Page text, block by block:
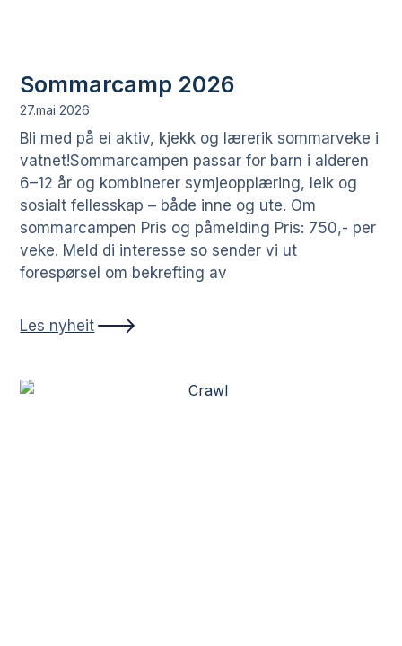
Sommarcamp 2026
27.mai 2026
Bli med på ei aktiv, kjekk og lærerik sommarveke i
vatnet!Sommarcampen passar for barn i alderen
6–12 år og kombinerer symjeopplæring, leik og
sosialt fellesskap – både inne og ute. Om
sommarcampen Pris og påmelding Pris: 750,- per
veke. Meld di interesse so sender vi ut
forespørsel om bekrefting av
Les nyheit